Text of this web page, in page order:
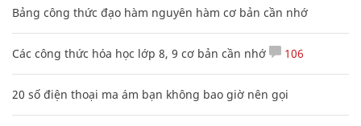
Bảng công thức đạo hàm nguyên hàm cơ bản cần nhớ
Các công thức hóa học lớp 8, 9 cơ bản cần nhớ 106
20 số điện thoại ma ám bạn không bao giờ nên gọi